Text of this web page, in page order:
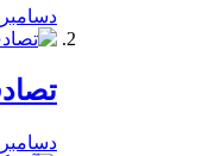
دسامبر 24, 2019
دسامبر 24, 2019